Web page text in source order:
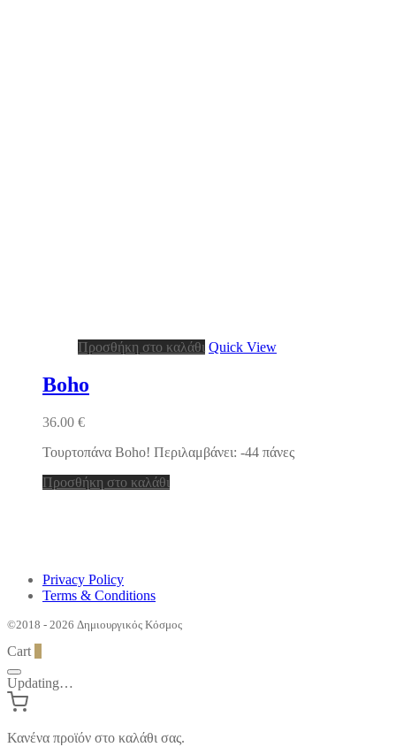
Προσθήκη στο καλάθι Quick View
Boho
36.00 €
Τουρτοπάνα Boho! Περιλαμβάνει: -44 πάνες
Προσθήκη στο καλάθι
Privacy Policy
Terms & Conditions
©2018 - 2026 Δημιουργικός Κόσμος
Cart
Updating…
Κανένα προϊόν στο καλάθι σας.